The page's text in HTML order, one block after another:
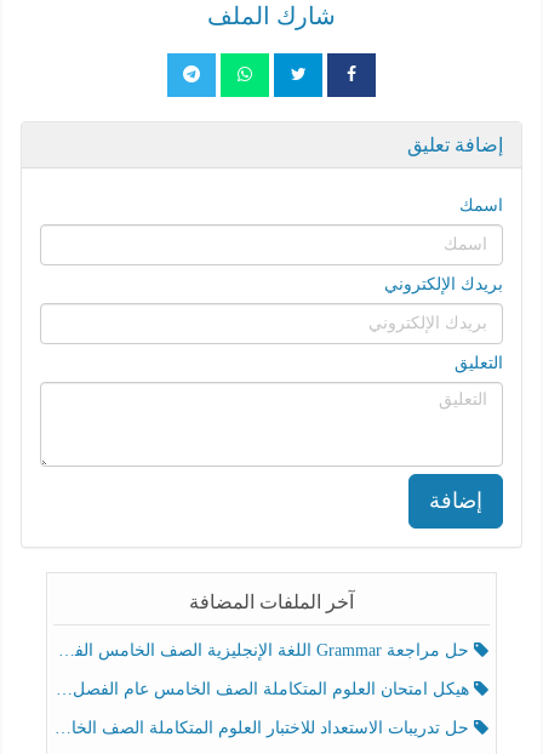
شارك الملف
إضافة تعليق
اسمك
بريدك الإلكتروني
التعليق
إضافة
آخر الملفات المضافة
حل مراجعة Grammar اللغة الإنجليزية الصف الخامس الفصل الثالث
هيكل امتحان العلوم المتكاملة الصف الخامس عام الفصل الدراسي الثالث 2025-2026
حل تدريبات الاستعداد للاختبار العلوم المتكاملة الصف الخامس عام الفصل الثالث